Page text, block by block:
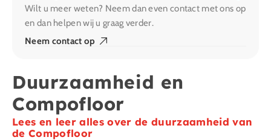
Wilt u meer weten? Neem dan even contact met ons op
en dan helpen wij u graag verder.
Neem contact op
Duurzaamheid en
Compofloor
Lees en leer alles over de duurzaamheid van
de Compofloor